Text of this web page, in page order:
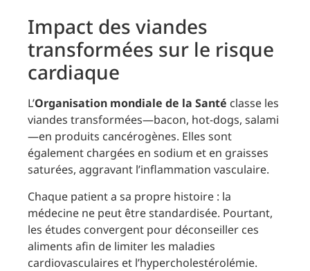
Impact des viandes
transformées sur le risque
cardiaque
L’Organisation mondiale de la Santé classe les
viandes transformées—bacon, hot-dogs, salami
—en produits cancérogènes. Elles sont
également chargées en sodium et en graisses
saturées, aggravant l’inflammation vasculaire.
Chaque patient a sa propre histoire : la
médecine ne peut être standardisée. Pourtant,
les études convergent pour déconseiller ces
aliments afin de limiter les maladies
cardiovasculaires et l’hypercholestérolémie.